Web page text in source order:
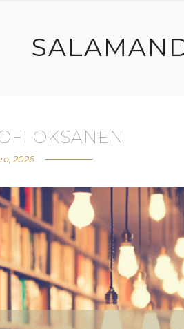
OKSANEN
2026